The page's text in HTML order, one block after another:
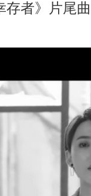
存者》片尾曲